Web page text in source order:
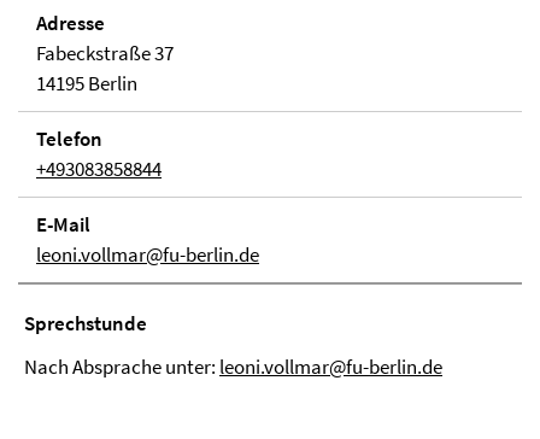
Adresse
Fabeckstraße 37
14195 Berlin
Telefon
+493083858844
E-Mail
leoni.vollmar@fu-berlin.de
Sprechstunde
Nach Absprache unter: leoni.vollmar@fu-berlin.de